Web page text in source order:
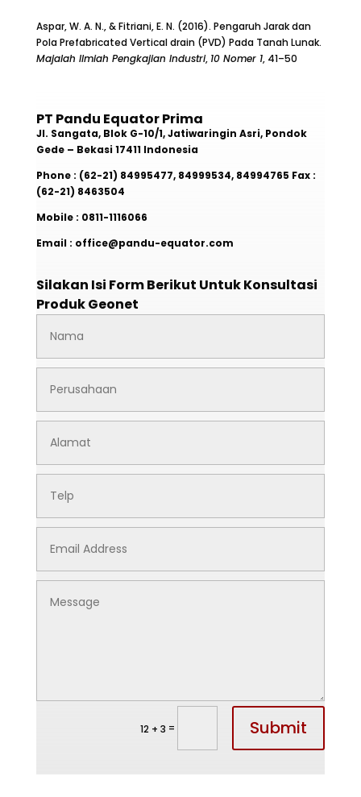
Aspar, W. A. N., & Fitriani, E. N. (2016). Pengaruh Jarak dan
Pola Prefabricated Vertical drain (PVD) Pada Tanah Lunak.
Majalah Ilmiah Pengkajian Industri, 10 Nomer 1, 41–50
PT Pandu Equator Prima
Jl. Sangata, Blok G-10/1, Jatiwaringin Asri, Pondok
Gede – Bekasi 17411 Indonesia
Phone : (62-21) 84995477, 84999534, 84994765 Fax :
(62-21) 8463504
Mobile : 0811-1116066
Email : office@pandu-equator.com
Silakan Isi Form Berikut Untuk Konsultasi
Produk Geonet
12 + 3 = Submit